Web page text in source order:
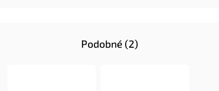
Podobné (2)